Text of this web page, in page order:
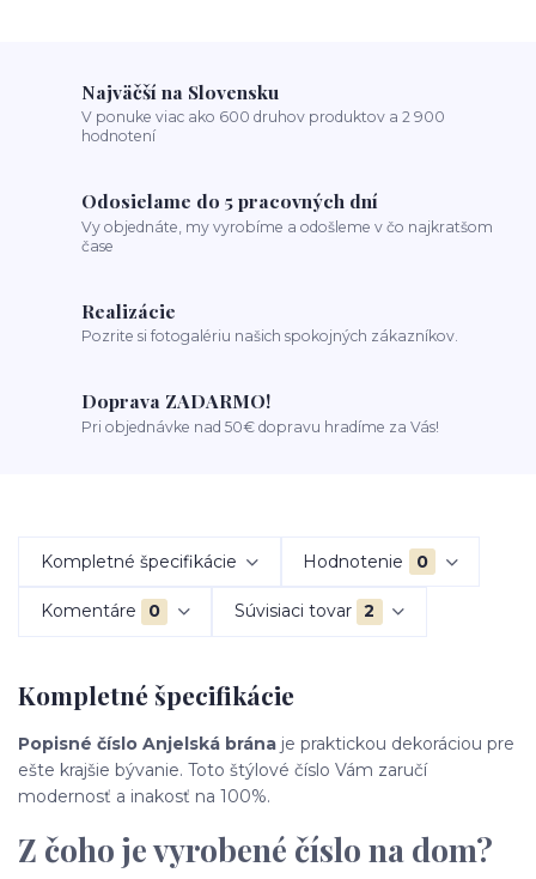
Najväčší na Slovensku
V ponuke viac ako 600 druhov produktov a 2 900
hodnotení
Odosielame do 5 pracovných dní
Vy objednáte, my vyrobíme a odošleme v čo najkratšom
čase
Realizácie
Pozrite si fotogalériu našich spokojných zákazníkov.
Doprava ZADARMO!
Pri objednávke nad 50€ dopravu hradíme za Vás!
Kompletné špecifikácie Hodnotenie 0
Komentáre 0 Súvisiaci tovar 2
Kompletné špecifikácie
Popisné číslo Anjelská brána je praktickou dekoráciou pre
ešte krajšie bývanie. Toto štýlové číslo Vám zaručí
modernosť a inakosť na 100%.
Z čoho je vyrobené číslo na dom?